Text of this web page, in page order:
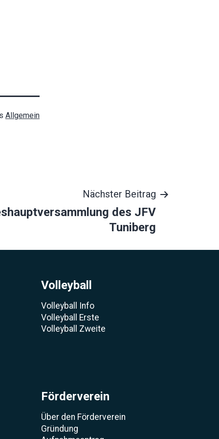
Allgemein
Nächster Beitrag
des JFV
Tuniberg
Volleyball
Volleyball Info
Volleyball Erste
Volleyball Zweite
Förderverein
Über den Förderverein
Gründung